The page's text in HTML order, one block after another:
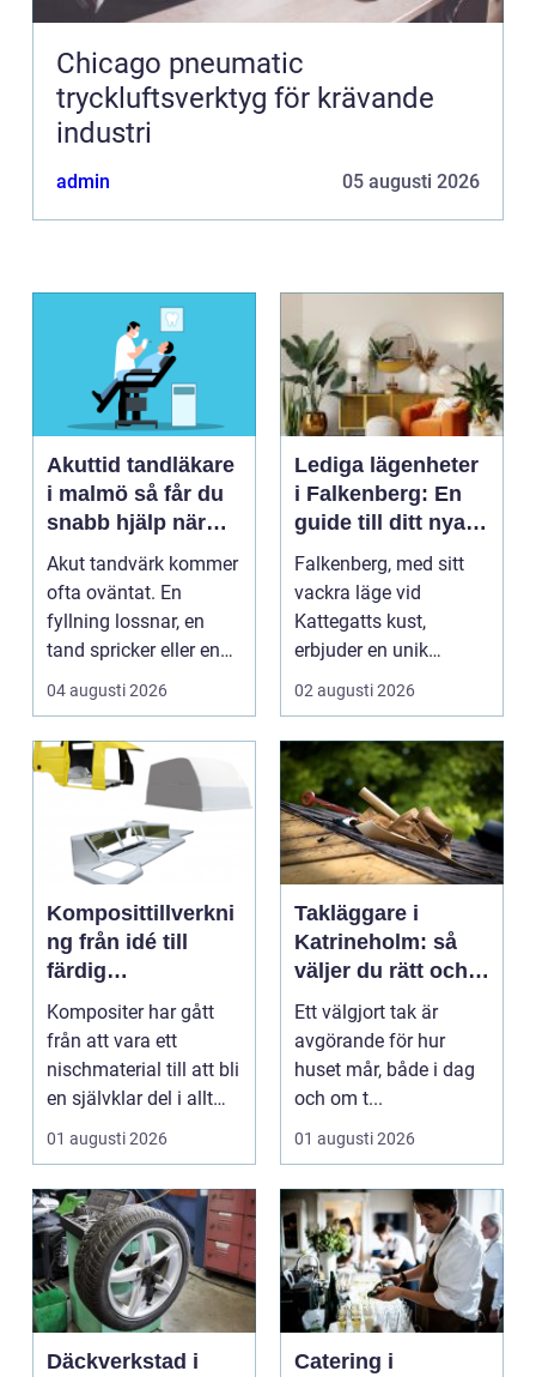
Chicago pneumatic
tryckluftsverktyg för krävande
industri
admin 05 augusti 2026
Akuttid tandläkare
i malmö så får du
snabb hjälp när
tanden gör ont
Akut tandvärk kommer
ofta oväntat. En
fyllning lossnar, en
tand spricker eller en
visdomstand svulln...
04 augusti 2026
Lediga lägenheter
i Falkenberg: En
guide till ditt nya
hem
Falkenberg, med sitt
vackra läge vid
Kattegatts kust,
erbjuder en unik
livsupplevelse för ...
02 augusti 2026
Komposittillverkni
ng från idé till
färdig
högpresterande
produkt
Kompositer har gått
från att vara ett
nischmaterial till att bli
en självklar del i allt
från vindkr...
01 augusti 2026
Takläggare i
Katrineholm: så
väljer du rätt och
får ett tak som
håller
Ett välgjort tak är
avgörande för hur
huset mår, både i dag
och om t...
01 augusti 2026
Däckverkstad i
Catering i